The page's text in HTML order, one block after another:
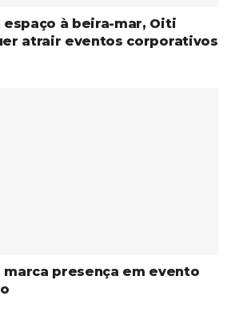
à beira-mar, Oiti
atrair eventos corporativos
marca presença em evento